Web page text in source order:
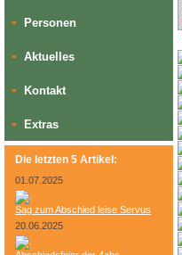
» Personen
» Aktuelles
» Kontakt
» Extras
Die letzten 5 Artikel:
01.07.2025
Sag zum Abschied leise Servus
20.06.2025